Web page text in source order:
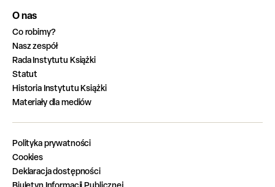
O nas
Co robimy?
Nasz zespół
Rada Instytutu Książki
Statut
Historia Instytutu Książki
Materiały dla mediów
Polityka prywatności
Cookies
Deklaracja dostępności